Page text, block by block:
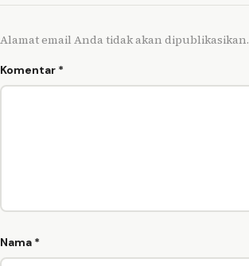
Alamat email Anda tidak akan dipublikasikan.
Komentar *
Nama *